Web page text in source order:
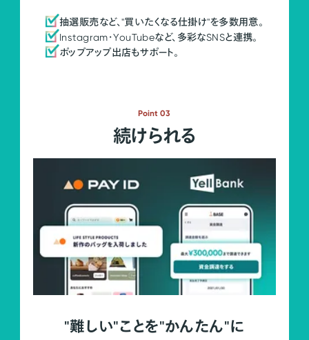
抽選販売など、"買いたくなる仕掛け"を多数用意。
Instagram・YouTubeなど、多彩なSNSと連携。
ポップアップ出店もサポート。
Point 03
続けられる
"難しい"ことを"かんたん"に